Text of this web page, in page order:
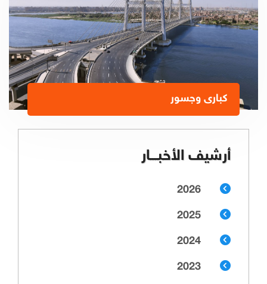
كبارى وجسور
أرشيف الأخبـــار
2026
2025
2024
2023